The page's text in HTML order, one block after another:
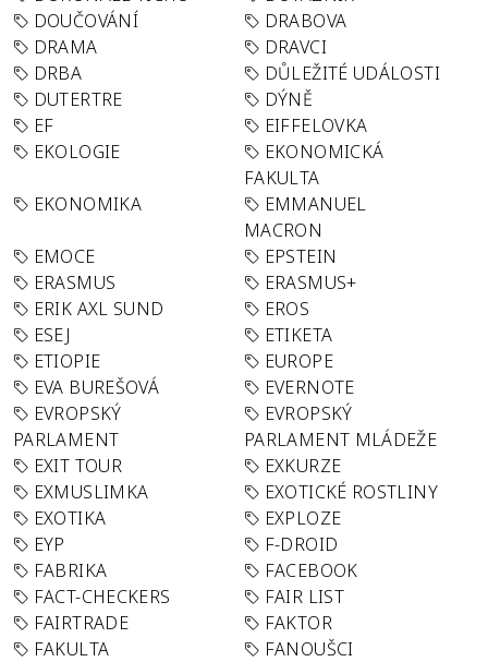
DOUČOVÁNÍ
DRABOVA
DRAMA
DRAVCI
DRBA
DŮLEŽITÉ UDÁLOSTI
DUTERTRE
DÝNĚ
EF
EIFFELOVKA
EKOLOGIE
EKONOMICKÁ
FAKULTA
EKONOMIKA
EMMANUEL
MACRON
EMOCE
EPSTEIN
ERASMUS
ERASMUS+
ERIK AXL SUND
EROS
ESEJ
ETIKETA
ETIOPIE
EUROPE
EVA BUREŠOVÁ
EVERNOTE
EVROPSKÝ
PARLAMENT
EVROPSKÝ
PARLAMENT MLÁDEŽE
EXIT TOUR
EXKURZE
EXMUSLIMKA
EXOTICKÉ ROSTLINY
EXOTIKA
EXPLOZE
EYP
F-DROID
FABRIKA
FACEBOOK
FACT-CHECKERS
FAIR LIST
FAIRTRADE
FAKTOR
FAKULTA
FANOUŠCI